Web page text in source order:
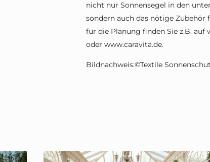
nicht nur Sonnensegel in den
sondern auch das nötige Zubehör
für die Planung finden Sie z.B. auf
oder www.caravita.de.
Bildnachweis:©Textile